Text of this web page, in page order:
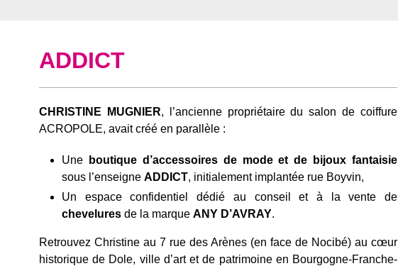
ADDICT
CHRISTINE MUGNIER, l’ancienne propriétaire du salon de coiffure
ACROPOLE, avait créé en parallèle :
Une
boutique d’accessoires de mode et de bijoux fantaisie
sous l’enseigne ADDICT, initialement implantée rue Boyvin,
Un espace confidentiel dédié au conseil et à la vente de
chevelures de la marque ANY D’AVRAY.
Retrouvez Christine au 7 rue des Arènes (en face de Nocibé) au cœur
historique de Dole, ville d’art et de patrimoine en Bourgogne-Franche-